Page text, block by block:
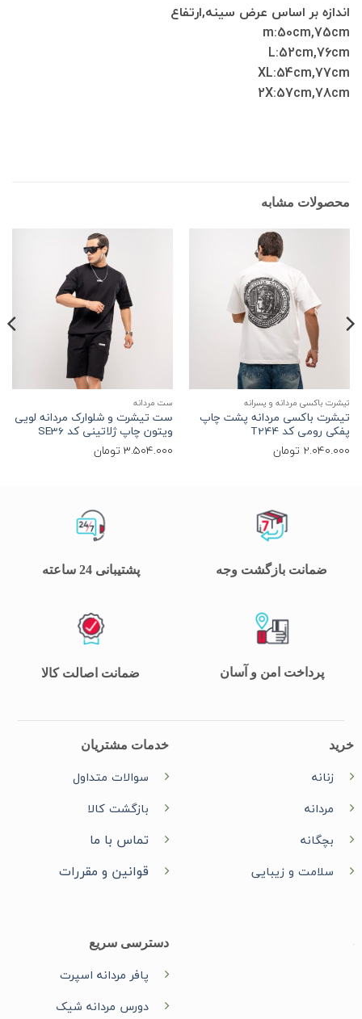
اندازه بر اساس عرض سینه,ارتفاع
m:50cm,75cm
L:52cm,76cm
XL:54cm,77cm
2X:57cm,78cm
محصولات مشابه
تیشرت باکسی مردانه و پسرانه
تیشرت باکسی مردانه پشت چاپ
پفکی رومی کد T244
2.040.000تومان
ست مردانه
ست تیشرت و شلوارک مردانه لویی
ویتون چاپ ژلاتینی کد SE36
3.504.000تومان
ضمانت بازگشت وجه پشتیبانی 24 ساعته
پرداخت امن و آسان ضمانت اصالت کالا
خرید
زنانه
مردانه
بچگانه
سلامت و زیبایی
خدمات مشتریان
سوالات متداول
بازگشت کالا
تماس با ما
قوانین و مقررات
دسترسی سریع
پافر مردانه اسپرت
دورس مردانه شیک